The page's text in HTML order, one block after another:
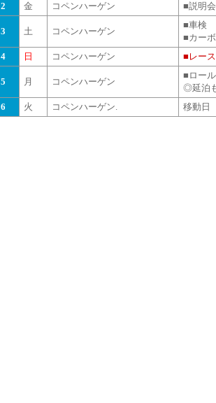
2
金 コペンハーゲン ■説明会
3 土 コペンハーゲン
■車検
■カーボ
4
日 コペンハーゲン ■レース
5 月 コペンハーゲン
■ロー
◎延泊
6
火 コペンハーゲン. 移動日